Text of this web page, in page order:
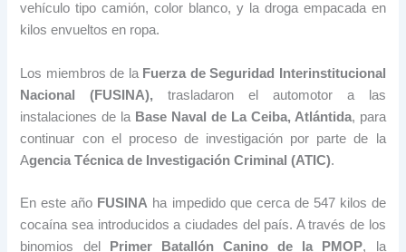
vehículo tipo camión, color blanco, y la droga empacada en
kilos envueltos en ropa.
Los miembros de la Fuerza de Seguridad Interinstitucional
Nacional (FUSINA), trasladaron el automotor a las
instalaciones de la Base Naval de La Ceiba, Atlántida, para
continuar con el proceso de investigación por parte de la
Agencia Técnica de Investigación Criminal (ATIC).
En este año FUSINA ha impedido que cerca de 547 kilos de
cocaína sea introducidos a ciudades del país. A través de los
binomios del
Primer Batallón Canino de la PMOP, la